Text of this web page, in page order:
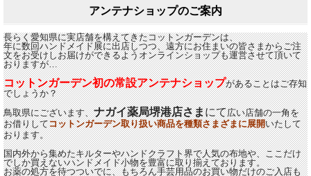
アンテナショップのご案内
長らく愛知県に実店舗を構えてきたコットンガーデンは、
年に数回ハンドメイド展に出店しつつ、遠方にお住まいの皆さまからご注
文をお受けしお届けができるようオンラインショップも運営させて頂いて
おりますが…
コットンガーデン初の常設アンテナショップがあることはご存知
でしょうか？
鳥取県にございます、ナガイ薬局堺港店さまにて広い店舗の一角を
お借りしてコットンガーデン取り扱い商品を種類さまざまに展開いたして
おります。
国内外から集めたキルターやハンドクラフト界で人気の布地や、ここだけ
でしか買えないハンドメイド小物を豊富に取り揃えております。
お薬の処方を待つついでに、もちろん手芸用品のお買い物だけのご入店も